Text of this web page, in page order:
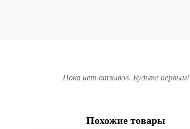
Пока нет отзывов. Будьте первым!
Похожие товары